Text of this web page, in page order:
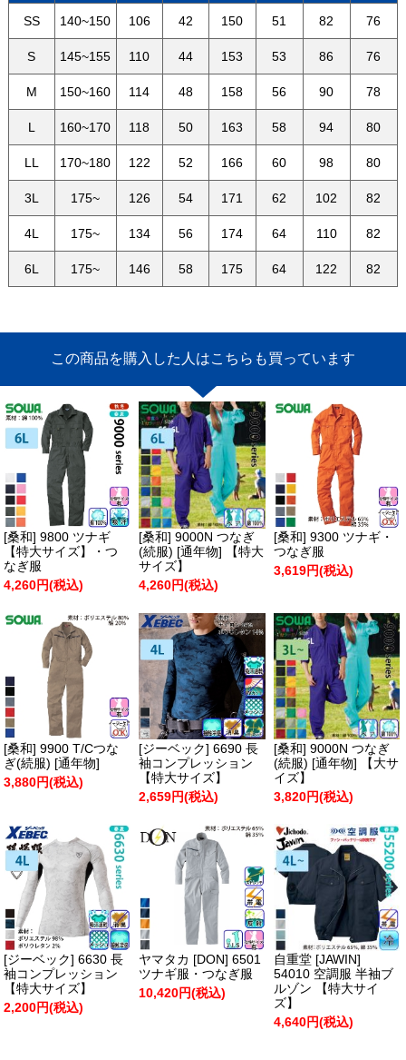
SS 140~150 106 42 150 51 82 76
S 145~155 110 44 153 53 86 76
M 150~160 114 48 158 56 90 78
L 160~170 118 50 163 58 94 80
LL 170~180 122 52 166 60 98 80
3L 175~ 126 54 171 62 102 82
4L 175~ 134 56 174 64 110 82
6L 175~ 146 58 175 64 122 82
この商品を購入した人はこちらも買っています
[桑和] 9800 ツナギ
【特大サイズ】・つ
なぎ服
4,260円(税込)
[桑和] 9000N つなぎ
(続服) [通年物] 【特大
サイズ】
4,260円(税込)
[桑和] 9300 ツナギ・
つなぎ服
3,619円(税込)
[桑和] 9900 T/Cつな
ぎ(続服) [通年物]
3,880円(税込)
[ジーベック] 6690 長
袖コンプレッション
【特大サイズ】
2,659円(税込)
[桑和] 9000N つなぎ
(続服) [通年物] 【大サ
イズ】
3,820円(税込)
[ジーベック] 6630 長
袖コンプレッション
【特大サイズ】
2,200円(税込)
ヤマタカ [DON] 6501
ツナギ服・つなぎ服
10,420円(税込)
自重堂 [JAWIN]
54010 空調服 半袖ブ
ルゾン 【特大サイ
ズ】
4,640円(税込)